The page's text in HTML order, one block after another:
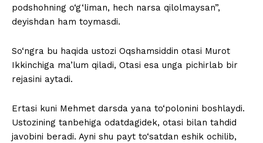
podshohning o‘g‘liman, hech narsa qilolmaysan”,
deyishdan ham toymasdi.
So‘ngra bu haqida ustozi Oqshamsiddin otasi Murot
Ikkinchiga ma’lum qiladi, Otasi esa unga pichirlab bir
rejasini aytadi.
Ertasi kuni Mehmet darsda yana to‘polonini boshlaydi.
Ustozining tanbehiga odatdagidek, otasi bilan tahdid
javobini beradi. Ayni shu payt to‘satdan eshik ochilib,